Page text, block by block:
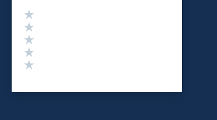
Valutazione